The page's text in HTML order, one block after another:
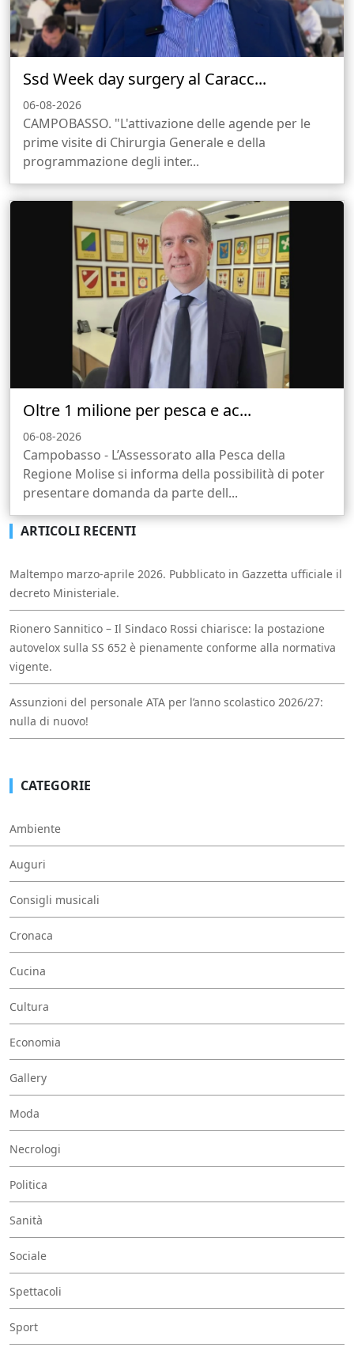
Ssd Week day surgery al Caracc...
06-08-2026
CAMPOBASSO. "L'attivazione delle agende per le
prime visite di Chirurgia Generale e della
programmazione degli inter...
Oltre 1 milione per pesca e ac...
06-08-2026
Campobasso - L’Assessorato alla Pesca della
Regione Molise si informa della possibilità di poter
presentare domanda da parte dell...
ARTICOLI RECENTI
Maltempo marzo-aprile 2026. Pubblicato in Gazzetta ufficiale il
decreto Ministeriale.
Rionero Sannitico – Il Sindaco Rossi chiarisce: la postazione
autovelox sulla SS 652 è pienamente conforme alla normativa
vigente.
Assunzioni del personale ATA per l’anno scolastico 2026/27:
nulla di nuovo!
CATEGORIE
Ambiente
Auguri
Consigli musicali
Cronaca
Cucina
Cultura
Economia
Gallery
Moda
Necrologi
Politica
Sanità
Sociale
Spettacoli
Sport